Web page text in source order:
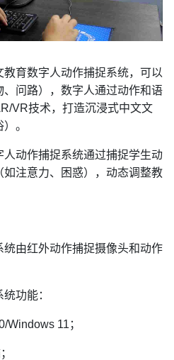
教育数字人动作捕捉系统，可以
问路），数字人通过动作和语
VR技术，打造沉浸式中文文
。
人动作捕捉系统通过捕捉学生动
注意力、困惑），动态调整教
由红外动作捕捉摄像头和动作
功能：
Windows 11；